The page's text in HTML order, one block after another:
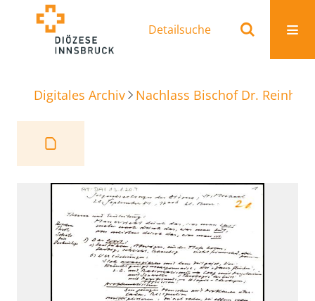
Detailsuche
Digitales Archiv Nachlass Bischof Dr.